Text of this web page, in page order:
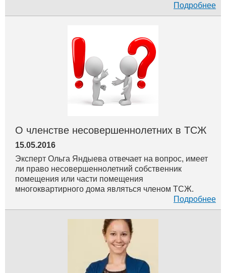
Подробнее
О членстве несовершеннолетних в ТСЖ
15.05.2016
Эксперт Ольга Яндыева отвечает на вопрос, имеет
ли право несовершеннолетний собственник
помещения или части помещения
многоквартирного дома являться членом ТСЖ.
Подробнее